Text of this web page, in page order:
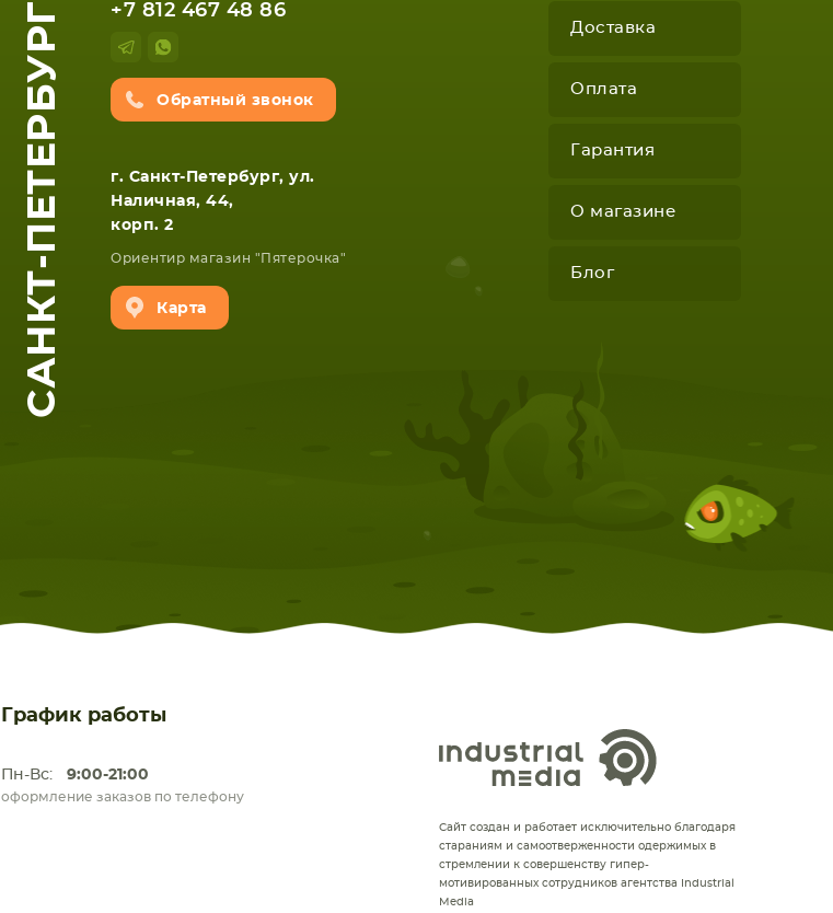
СМАРТФОНА
САНКТ-ПЕТЕРБУРГ +7 812 467 48 86
Обратный звонок
г. Санкт-Петербург, ул.
Наличная, 44,
корп. 2
Ориентир магазин "Пятерочка"
Карта
Доставка
Оплата
Гарантия
О магазине
Блог
График работы
Пн-Вс: 9:00-21:00
оформление заказов по телефону
Сайт создан и работает исключительно благодаря
стараниям и самоотверженности одержимых в
стремлении к совершенству гипер-
мотивированных сотрудников агентства Industrial
Media